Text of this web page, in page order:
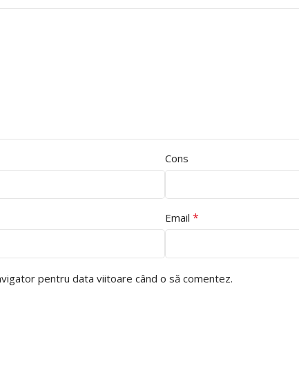
Cons
Email *
pentru data viitoare când o să comentez.